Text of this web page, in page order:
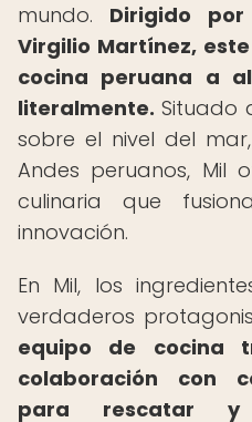
mundo. Dirigido
Virgilio Martínez,
cocina peruana a
literalmente. Situado
sobre el nivel del
Andes peruanos, Mil
culinaria que
innovación.
En Mil, los
verdaderos
equipo de cocina
colaboración con
para rescatar y